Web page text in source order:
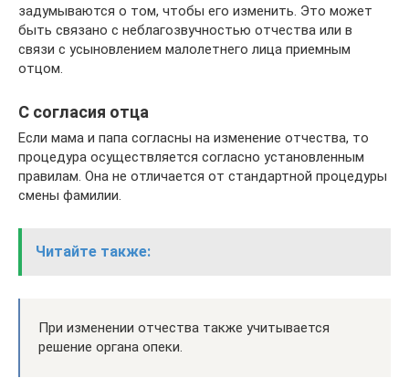
задумываются о том, чтобы его изменить. Это может
быть связано с неблагозвучностью отчества или в
связи с усыновлением малолетнего лица приемным
отцом.
С согласия отца
Если мама и папа согласны на изменение отчества, то
процедура осуществляется согласно установленным
правилам. Она не отличается от стандартной процедуры
смены фамилии.
Читайте также:
При изменении отчества также учитывается
решение органа опеки.